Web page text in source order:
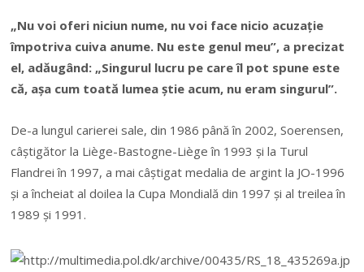
„Nu voi oferi niciun nume, nu voi face nicio acuzaţie
împotriva cuiva anume. Nu este genul meu”, a precizat
el, adăugând: „Singurul lucru pe care îl pot spune este
că, aşa cum toată lumea ştie acum, nu eram singurul”.
De-a lungul carierei sale, din 1986 până în 2002, Soerensen,
câştigător la Liège-Bastogne-Liège în 1993 şi la Turul
Flandrei în 1997, a mai câştigat medalia de argint la JO-1996
şi a încheiat al doilea la Cupa Mondială din 1997 şi al treilea în
1989 şi 1991.